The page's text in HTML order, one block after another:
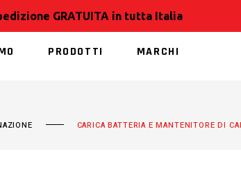
GRATUITA in tutta Italia
PRODOTTI MARCHI
CARICA BATTERIA E MANTENITORE DI